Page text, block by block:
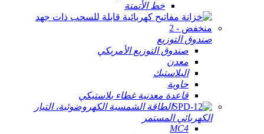
خط الأتمتة
صندوق التوزيع
صندوق التوزيع الأمريكي
معدن
البلاستيك
حاوية
قاعدة معدنية غطاء بلاستيكي
الطاقة الشمسية الكهروضوئية، التيار
الكهربائي المستمر
MC4